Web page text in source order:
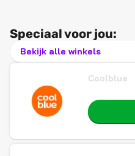
Speciaal voor jou:
Bekijk alle winkels
Coolblue